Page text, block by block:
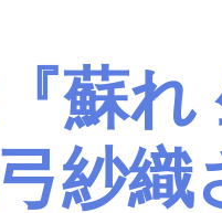
蘇れ
紗織